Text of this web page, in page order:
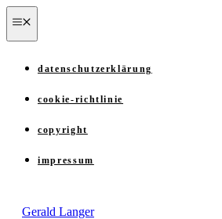
Zum
Inhalt
springen
datenschutzerklärung
cookie-richtlinie
copyright
impressum
Gerald Langer